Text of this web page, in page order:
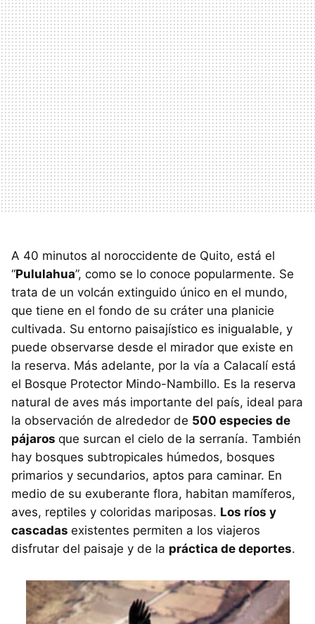
A 40 minutos al noroccidente de Quito, está el
“Pululahua”, como se lo conoce popularmente. Se
trata de un volcán extinguido único en el mundo,
que tiene en el fondo de su cráter una planicie
cultivada. Su entorno paisajístico es inigualable, y
puede observarse desde el mirador que existe en
la reserva. Más adelante, por la vía a Calacalí está
el Bosque Protector Mindo-Nambillo. Es la reserva
natural de aves más importante del país, ideal para
la observación de alrededor de 500 especies de
pájaros que surcan el cielo de la serranía. También
hay bosques subtropicales húmedos, bosques
primarios y secundarios, aptos para caminar. En
medio de su exuberante flora, habitan mamíferos,
aves, reptiles y coloridas mariposas. Los ríos y
cascadas existentes permiten a los viajeros
disfrutar del paisaje y de la práctica de deportes.